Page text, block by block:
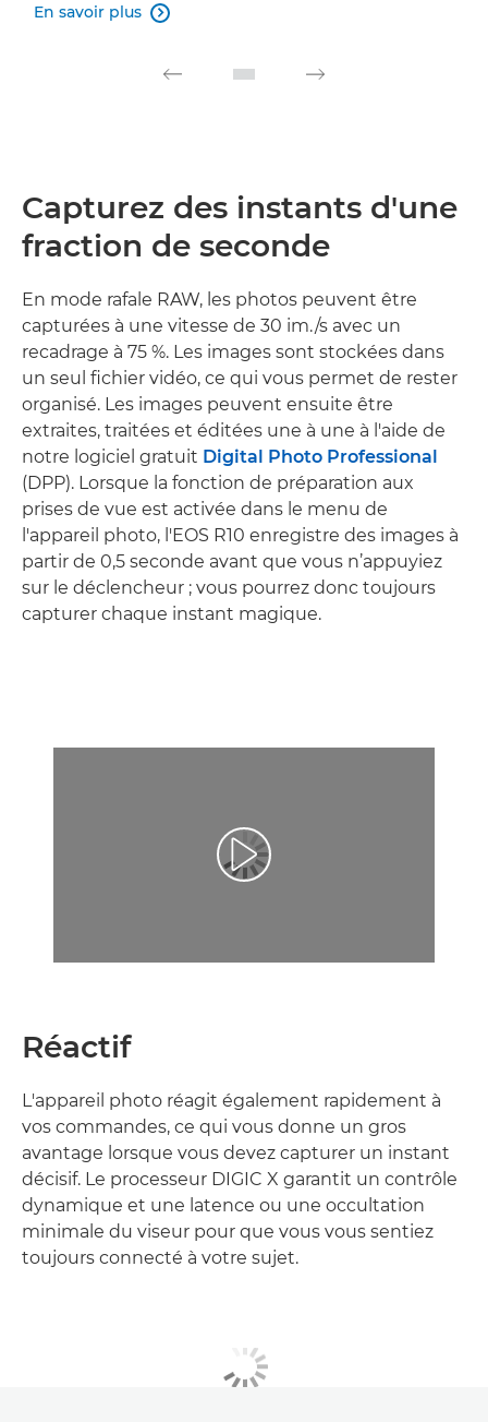
En savoir plus 
Capturez des instants d'une
fraction de seconde
En mode rafale RAW, les photos peuvent être
capturées à une vitesse de 30 im./s avec un
recadrage à 75 %. Les images sont stockées dans
un seul fichier vidéo, ce qui vous permet de rester
organisé. Les images peuvent ensuite être
extraites, traitées et éditées une à une à l'aide de
notre logiciel gratuit Digital Photo Professional
(DPP). Lorsque la fonction de préparation aux
prises de vue est activée dans le menu de
l'appareil photo, l'EOS R10 enregistre des images à
partir de 0,5 seconde avant que vous n’appuyiez
sur le déclencheur ; vous pourrez donc toujours
capturer chaque instant magique.
Réactif
L'appareil photo réagit également rapidement à
vos commandes, ce qui vous donne un gros
avantage lorsque vous devez capturer un instant
décisif. Le processeur DIGIC X garantit un contrôle
dynamique et une latence ou une occultation
minimale du viseur pour que vous vous sentiez
toujours connecté à votre sujet.